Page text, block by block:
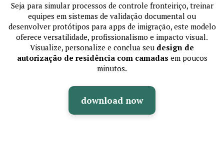
Seja para simular processos de controle fronteiriço, treinar
equipes em sistemas de validação documental ou
desenvolver protótipos para apps de imigração, este modelo
oferece versatilidade, profissionalismo e impacto visual.
Visualize, personalize e conclua seu design de
autorização de residência com camadas em poucos
minutos.
download now